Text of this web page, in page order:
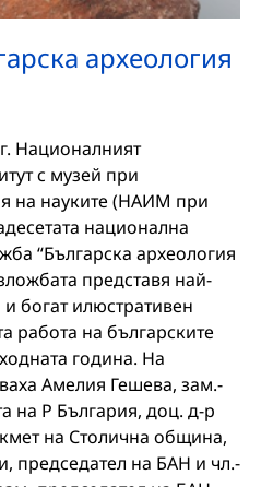
археология
Националният
с музей при
на науките (НАИМ при
национална
“Българска археология
представя най-
богат илюстративен
работа на българските
година. На
Амелия Гешева, зам.-
на Р България, доц. д-р
на Столична община,
председател на БАН и чл.-